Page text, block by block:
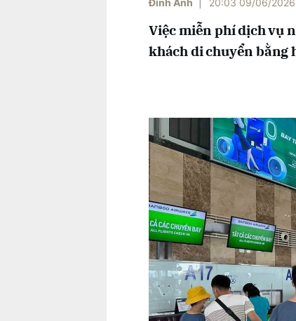
Đinh Anh 20:03 09/06/2026
Việc miễn phí dịch vụ
khách di chuyển bằng